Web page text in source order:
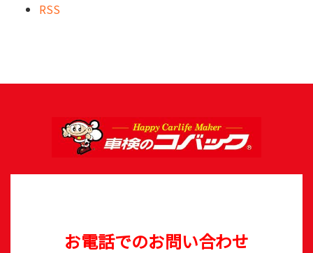
RSS
お電話でのお問い合わせ